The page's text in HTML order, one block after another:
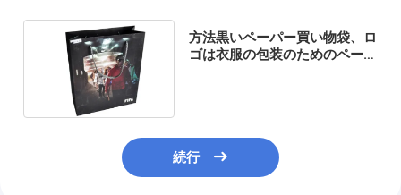
方法黒いペーパー買い物袋、ロ
ゴは衣服の包装のためのペーパ
続行